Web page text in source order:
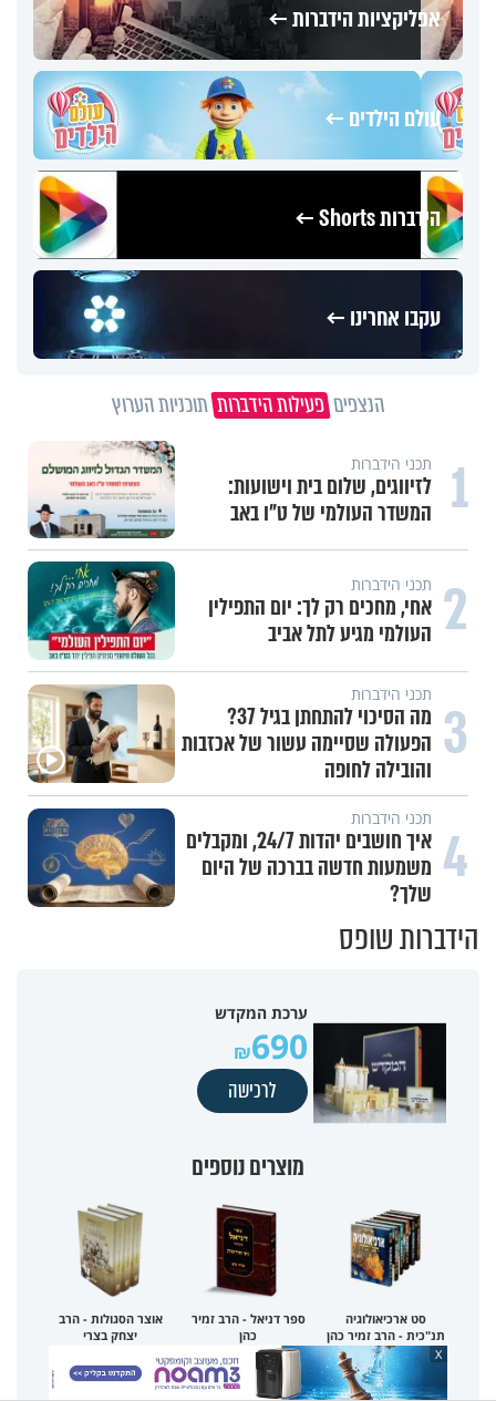
אפליקציות הידברות ←
עולם הילדים ←
הידברות Shorts ←
עקבו אחרינו ←
הנצפים פעילות הידברות תוכניות הערוץ
1 תכני הידברות
לזיווגים, שלום בית וישועות:
המשדר העולמי של ט"ו באב
2 תכני הידברות
אחי, מחכים רק לך: יום התפילין
העולמי מגיע לתל אביב
3 תכני הידברות
מה הסיכוי להתחתן בגיל 37?
הפעולה שסיימה עשור של אכזבות
והובילה לחופה
4 תכני הידברות
איך חושבים יהדות 24/7, ומקבלים
משמעות חדשה בברכה של היום
שלך?
הידברות שופס
ערכת המקדש
690
לרכישה
מוצרים נוספים
סט ארכיאולוגיה
תנ"כית - הרב זמיר כהן
ספר דניאל - הרב זמיר
כהן
אוצר הסגולות - הרב
יצחק בצרי
X